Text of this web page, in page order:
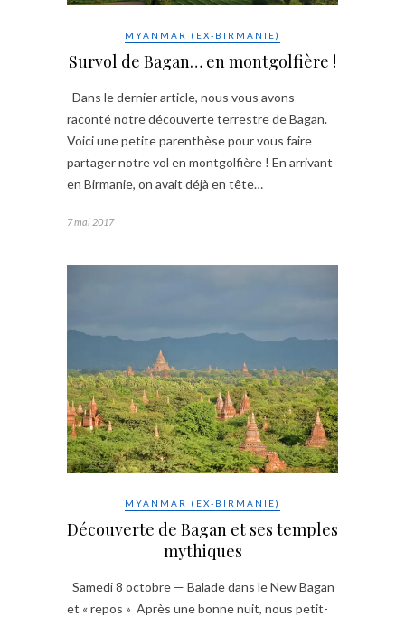
MYANMAR (EX-BIRMANIE)
Survol de Bagan… en montgolfière !
Dans le dernier article, nous vous avons
raconté notre découverte terrestre de Bagan.
Voici une petite parenthèse pour vous faire
partager notre vol en montgolfière ! En arrivant
en Birmanie, on avait déjà en tête…
7 mai 2017
MYANMAR (EX-BIRMANIE)
Découverte de Bagan et ses temples
mythiques
Samedi 8 octobre — Balade dans le New Bagan
et « repos » Après une bonne nuit, nous petit-